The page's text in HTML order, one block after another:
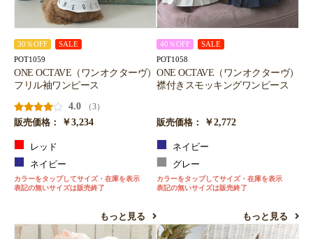
30％OFF SALE
POT1059
ONE OCTAVE（ワンオクターヴ）
フリル袖ワンピース
4.0
（3）
販売価格：
￥3,234
レッド
ネイビー
カラーをタップしてサイズ・在庫を表示
表記の無いサイズは販売終了
もっと見る
40％OFF SALE
POT1058
ONE OCTAVE（ワンオクターヴ）
襟付きスモッキングワンピース
販売価格： ￥2,772
ネイビー
グレー
カラーをタップしてサイズ・在庫を表示
表記の無いサイズは販売終了
もっと見る